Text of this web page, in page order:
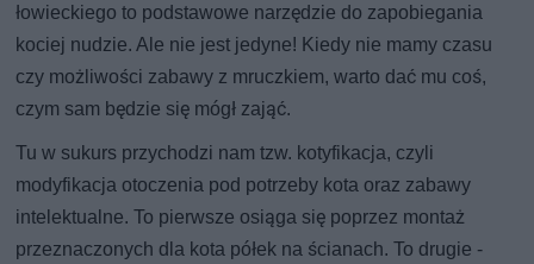
łowieckiego to podstawowe narzędzie do zapobiegania
kociej nudzie. Ale nie jest jedyne! Kiedy nie mamy czasu
czy możliwości zabawy z mruczkiem, warto dać mu coś,
czym sam będzie się mógł zająć.
Tu w sukurs przychodzi nam tzw. kotyfikacja, czyli
modyfikacja otoczenia pod potrzeby kota oraz zabawy
intelektualne. To pierwsze osiąga się poprzez montaż
przeznaczonych dla kota półek na ścianach. To drugie -